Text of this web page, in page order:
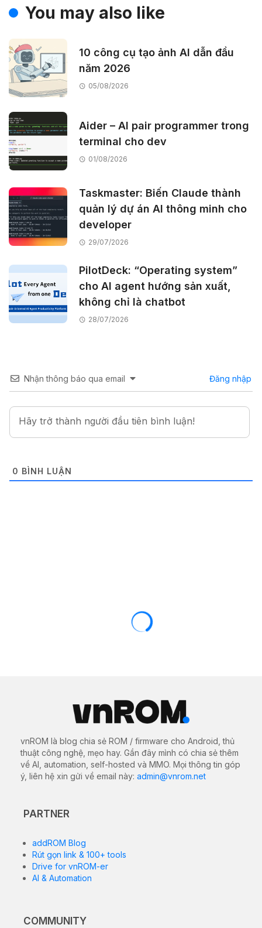
You may also like
10 công cụ tạo ảnh AI dẫn đầu
năm 2026
05/08/2026
Aider – AI pair programmer trong
terminal cho dev
01/08/2026
Taskmaster: Biến Claude thành
quản lý dự án AI thông minh cho
developer
29/07/2026
PilotDeck: “Operating system”
cho AI agent hướng sản xuất,
không chỉ là chatbot
28/07/2026
Nhận thông báo qua email Đăng nhập
0 BÌNH LUẬN
ROM stock cho Realme Narzo 80 Pro
7,55mm và trọng lượng nhẹ 179g, được trang bị cảm
biến vân tay trong màn hình để mở khóa liền mạch.
Máy có màn hình AMOLED 6,74 inch với độ phân giải